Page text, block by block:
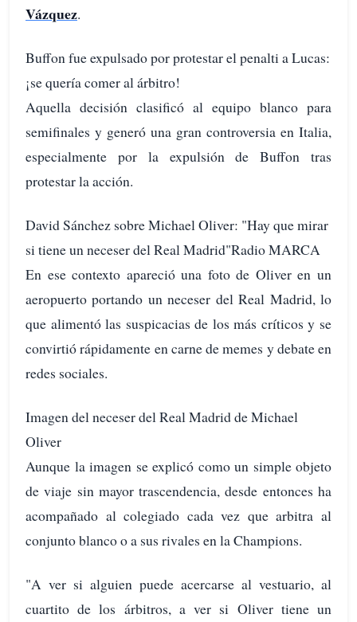
Vázquez.
Buffon fue expulsado por protestar el penalti a Lucas:
¡se quería comer al árbitro!
Aquella decisión clasificó al equipo blanco para
semifinales y generó una gran controversia en Italia,
especialmente por la expulsión de Buffon tras
protestar la acción.
David Sánchez sobre Michael Oliver: "Hay que mirar
si tiene un neceser del Real Madrid"Radio MARCA
En ese contexto apareció una foto de Oliver en un
aeropuerto portando un neceser del Real Madrid, lo
que alimentó las suspicacias de los más críticos y se
convirtió rápidamente en carne de memes y debate en
redes sociales.
Imagen del neceser del Real Madrid de Michael
Oliver
Aunque la imagen se explicó como un simple objeto
de viaje sin mayor trascendencia, desde entonces ha
acompañado al colegiado cada vez que arbitra al
conjunto blanco o a sus rivales en la Champions.
"A ver si alguien puede acercarse al vestuario, al
cuartito de los árbitros, a ver si Oliver tiene un